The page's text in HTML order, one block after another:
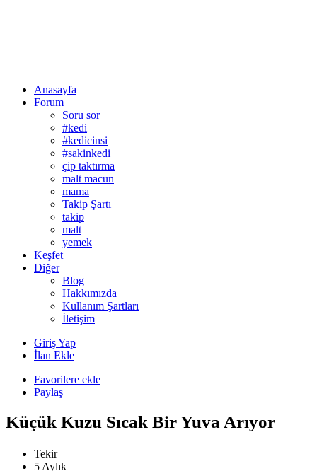
Anasayfa
Forum
Soru sor
#kedi
#kedicinsi
#sakinkedi
çip taktırma
malt macun
mama
Takip Şartı
takip
malt
yemek
Keşfet
Diğer
Blog
Hakkımızda
Kullanım Şartları
İletişim
Giriş Yap
İlan Ekle
Favorilere ekle
Paylaş
Küçük Kuzu Sıcak Bir Yuva Arıyor
Tekir
5 Aylık